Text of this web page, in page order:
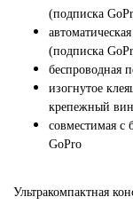
(подписка
(подписка
беспроводная
изогнутое
крепежный
совместимая с
GoPro
Ультракомпактная